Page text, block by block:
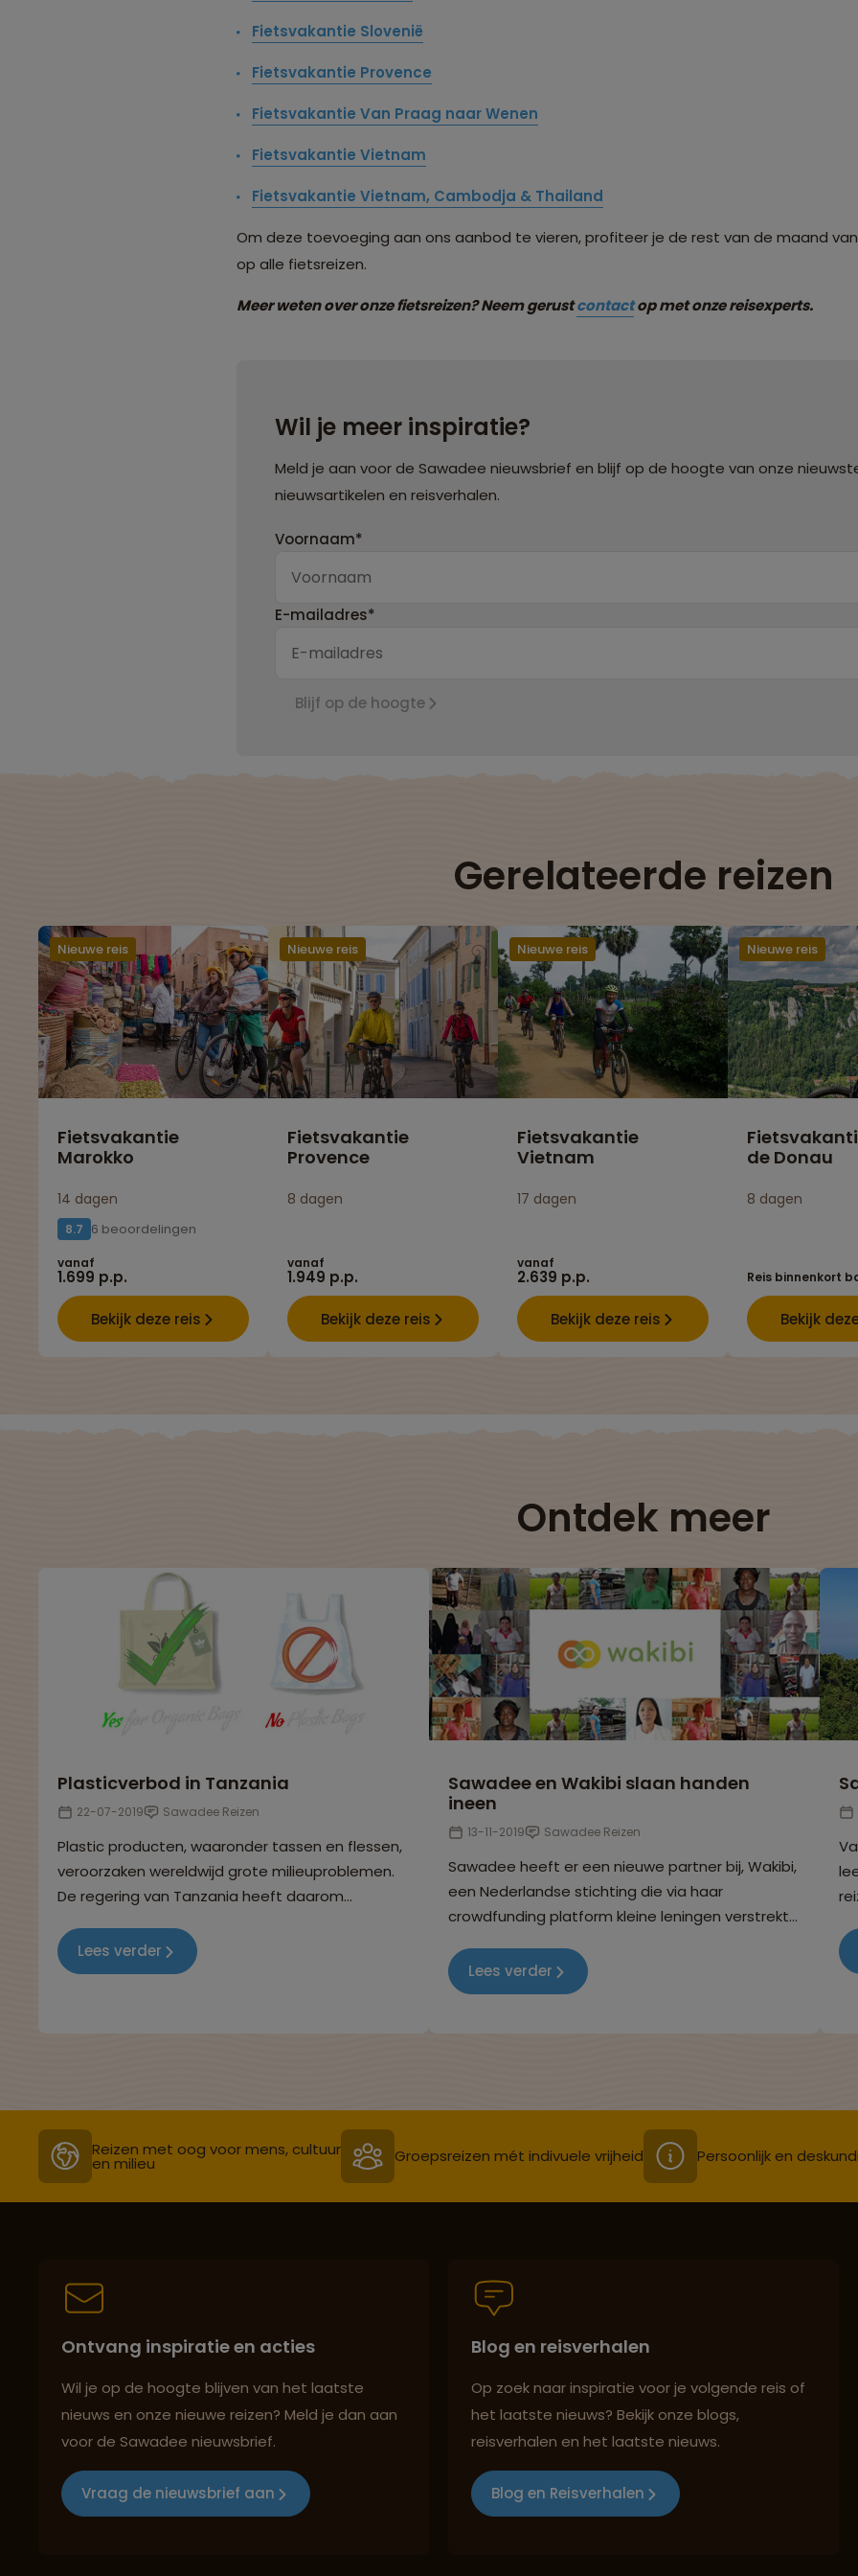
Fietsvakantie Slovenië
Fietsvakantie Provence
Fietsvakantie Van Praag naar Wenen
Fietsvakantie Vietnam
Fietsvakantie Vietnam, Cambodja & Thailand
Om deze toevoeging aan ons aanbod te vieren, profiteer je de rest van de maand
op alle fietsreizen.
Meer weten over onze fietsreizen? Neem gerustcontactop met onze reisexperts.
Wil je meer inspiratie?
Meld je aan voor de Sawadee nieuwsbrief en blijf op de hoogte van onze
nieuwsartikelen en reisverhalen.
Voornaam*
E-mailadres*
Blijf op de hoogte
Gerelateerde reizen
Nieuwe reis
Fietsvakantie
Marokko
14 dagen
8.7 6 beoordelingen
vanaf
1.699 p.p.
Bekijk deze reis
Nieuwe reis
Fietsvakantie
Provence
8 dagen
vanaf
1.949 p.p.
Bekijk deze reis
Nieuwe reis
Fietsvakantie
Vietnam
17 dagen
vanaf
2.639 p.p.
Bekijk deze reis
Nieuwe reis
de Donau
8 dagen
Reis binnenkort
Bekijk
Ontdek meer
Plasticverbod in Tanzania
22-07-2019 Sawadee Reizen
Plastic producten, waaronder tassen en flessen,
veroorzaken wereldwijd grote milieuproblemen.
De regering van Tanzania heeft daarom
(ongeacht hun dikte en grootte) per 1 juni 2019 te
verbieden.
Lees verder
Sawadee en Wakibi slaan handen
ineen
13-11-2019 Sawadee Reizen
Sawadee heeft er een nieuwe partner bij, Wakibi,
een Nederlandse stichting die via haar
crowdfunding platform kleine leningen verstrekt
Lees verder
Reizen met oog voor mens, cultuur
en milieu Groepsreizen mét indivuele vrijheid Persoonlijk en
Ontvang inspiratie en acties
Wil je op de hoogte blijven van het laatste
nieuws en onze nieuwe reizen? Meld je dan aan
voor de Sawadee nieuwsbrief.
Vraag de nieuwsbrief aan
Blog en reisverhalen
Op zoek naar inspiratie voor je volgende reis of
het laatste nieuws? Bekijk onze blogs,
reisverhalen en het laatste nieuws.
Blog en Reisverhalen